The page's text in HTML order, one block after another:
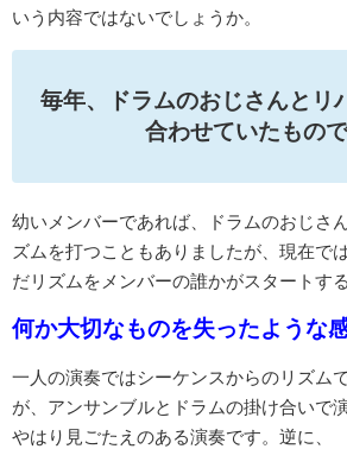
いう内容ではないでしょうか。
毎年、ドラムのおじさんとリ
合わせていたもの
幼いメンバーであれば、ドラムのおじさ
ズムを打つこともありましたが、現在で
だリズムをメンバーの誰かがスタートす
何か大切なものを失ったような
一人の演奏ではシーケンスからのリズム
が、アンサンブルとドラムの掛け合いで
やはり見ごたえのある演奏です。逆に、